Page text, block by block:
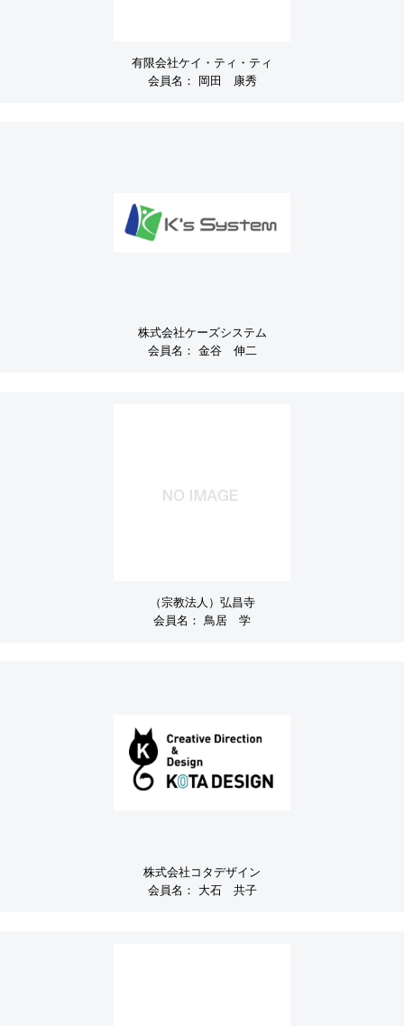
有限会社ケイ・ティ・ティ
会員名：
岡田 康秀
株式会社ケーズシステム
会員名： 金谷 伸二
（宗教法人）弘昌寺
会員名：
鳥居 学
株式会社コタデザイン
会員名：
大石 共子